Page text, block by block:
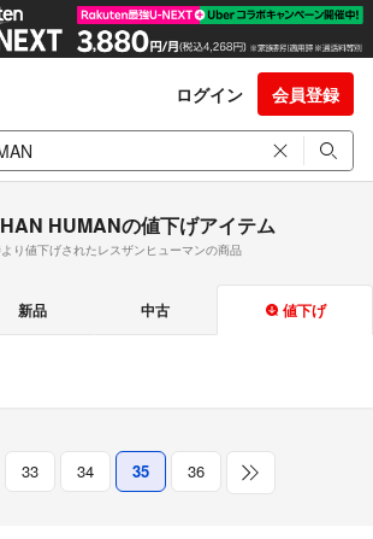
ログイン 会員登録
HUMANの値下げアイテム
り値下げされたレスザンヒューマンの商品
新品 中古 値下げ
33 34 35 36